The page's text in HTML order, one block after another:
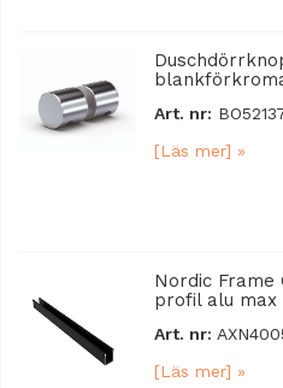
Art. nr:
[Läs mer] »
Nordic Frame
profil alu max
Art. nr:
[Läs mer] »